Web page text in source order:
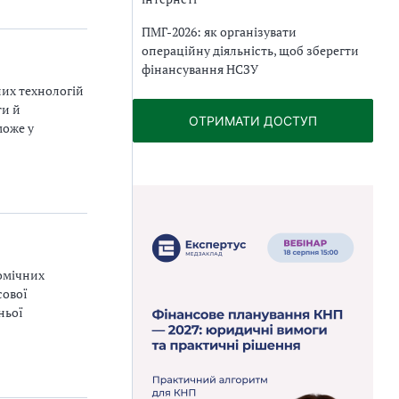
технологій
й
у
ПМГ-2026: як організувати
операційну діяльність, щоб зберегти
фінансування НСЗУ
ОТРИМАТИ ДОСТУП